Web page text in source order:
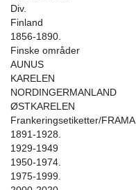
Div.
Finland
1856-1890.
Finske områder
AUNUS
KARELEN
NORDINGERMANLAND
ØSTKARELEN
Frankeringsetiketter/FRAMA
1891-1928.
1929-1949
1950-1974.
1975-1999.